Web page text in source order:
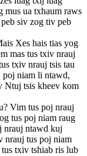
mus ua txhaum raws
siv zog tiv peb
Xes hais tias yog
mas tus txiv nrauj
txiv nrauj tsis tau
poj niam li ntawd,
Ntuj tsis kheev kom
Vim tus poj nrauj
tus poj niam raug
nrauj ntawd kuj
nrauj tus poj niam
txiv tshiab ris lub